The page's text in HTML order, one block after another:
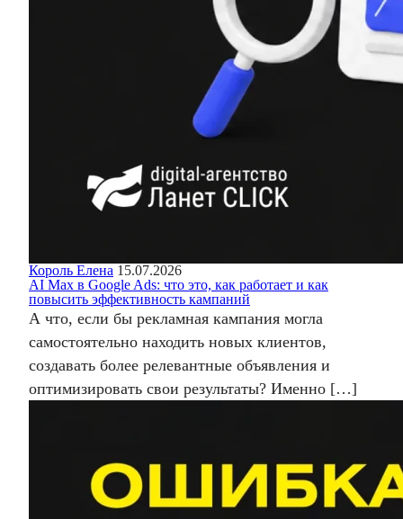
Король Елена 15.07.2026
AI Max в Google Ads: что это, как работает и как
повысить эффективность кампаний
А что, если бы рекламная кампания могла
самостоятельно находить новых клиентов,
создавать более релевантные объявления и
оптимизировать свои результаты? Именно […]